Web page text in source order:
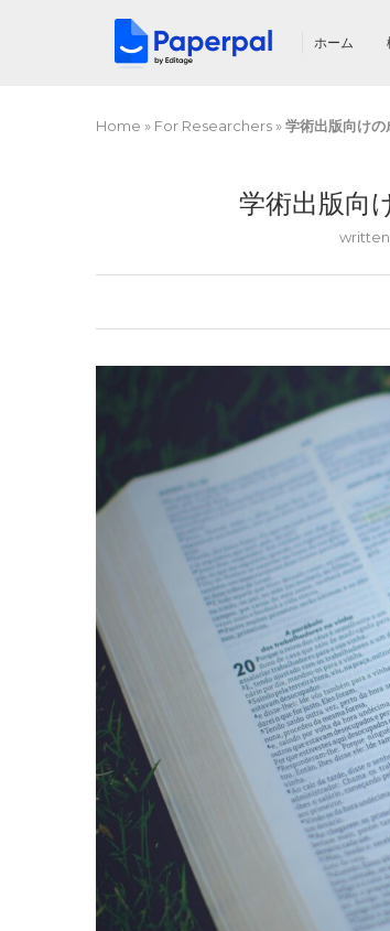
ホーム
Home » For Researchers »学術出版向けの
学術出版向